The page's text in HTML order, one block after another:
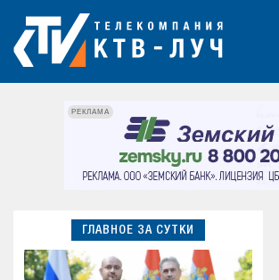
РЕКЛАМА
ГЛАВНОЕ ЗА СУТКИ